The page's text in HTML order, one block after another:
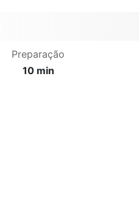
Preparação
10 min